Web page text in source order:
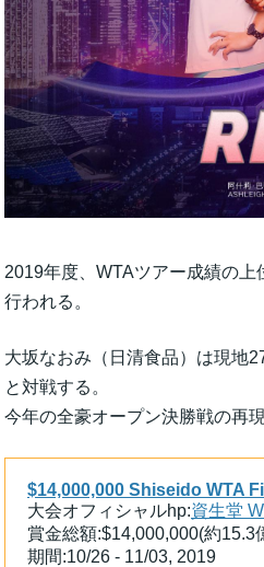
2019年度、WTAツアー成績の上
行われる。
大坂なおみ（日清食品）は現地
と対戦する。
今年の全豪オープン決勝戦の再現
$14,000,000 Shiseido WTA
大会オフィシャルhp:資生堂
賞金総額:$14,000,000(約15.3
期間:10/26 - 11/03, 2019